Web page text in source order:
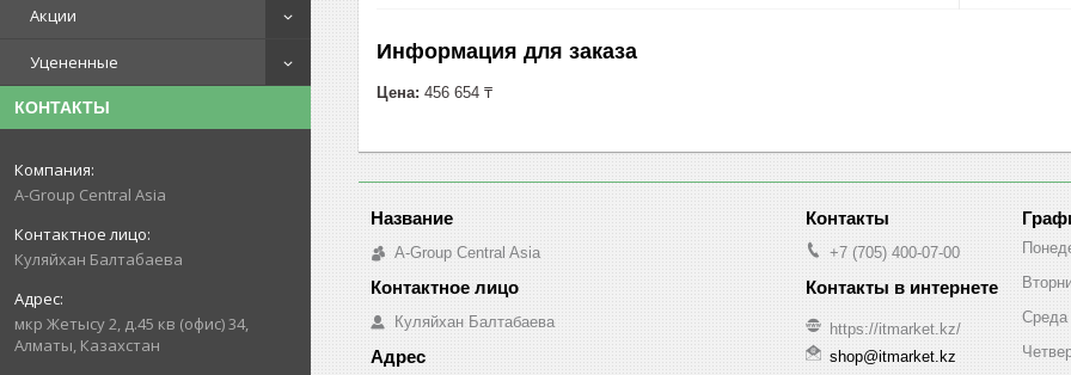
Акции
Уцененные
КОНТАКТЫ
A-Group Central Asia
Куляйхан Балтабаева
мкр Жетысу 2, д.45 кв (офис) 34,
Алматы, Казахстан
Информация для заказа
Цена: 456 654 ₸
A-Group Central Asia
Куляйхан Балтабаева
+7 (705) 400-07-00
https://itmarket.kz/
shop@itmarket.kz
Среда